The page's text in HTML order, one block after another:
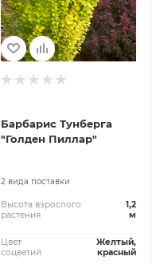
Барбарис Тунберга
"Голден Пиллар"
2 вида поставки
Высота взрослого
растения
1,2
м
Цвет
соцветий
Желтый,
красный